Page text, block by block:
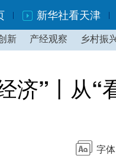
新华社看天津
新 产经观察 乡村振
济”丨从
字体